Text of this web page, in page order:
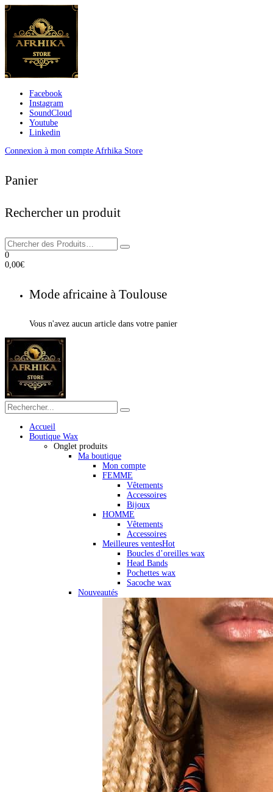
Facebook
Instagram
SoundCloud
Youtube
Linkedin
Connexion à mon compte Afrhika Store
Panier
Rechercher un produit
0
0,00€
Mode africaine à Toulouse
Vous n'avez aucun article dans votre panier
Accueil
Boutique Wax
Onglet produits
Ma boutique
Mon compte
FEMME
Vêtements
Accessoires
Bijoux
HOMME
Vêtements
Accessoires
Meilleures ventesHot
Boucles d’oreilles wax
Head Bands
Pochettes wax
Sacoche wax
Nouveautés